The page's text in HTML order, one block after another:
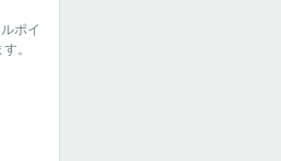
ポイ
。